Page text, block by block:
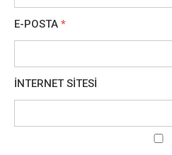
E-POSTA *
İNTERNET SITESI